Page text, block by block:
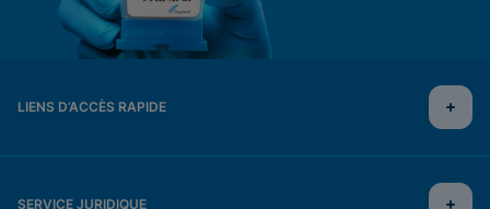
LIENS D’ACCÈS RAPIDE
SERVICE JURIDIQUE